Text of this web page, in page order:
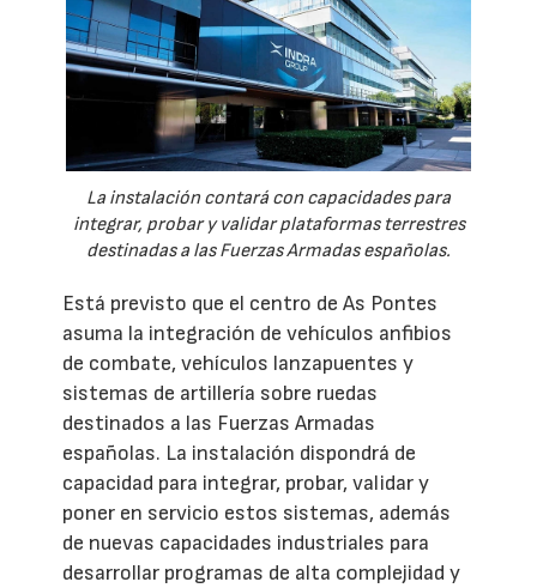
La instalación contará con capacidades para
integrar, probar y validar plataformas terrestres
destinadas a las Fuerzas Armadas españolas.
Está previsto que el centro de As Pontes
asuma la integración de vehículos anfibios
de combate, vehículos lanzapuentes y
sistemas de artillería sobre ruedas
destinados a las Fuerzas Armadas
españolas. La instalación dispondrá de
capacidad para integrar, probar, validar y
poner en servicio estos sistemas, además
de nuevas capacidades industriales para
desarrollar programas de alta complejidad y